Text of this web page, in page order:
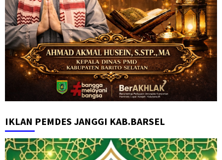
IKLAN PEMDES JANGGI KAB.BARSEL